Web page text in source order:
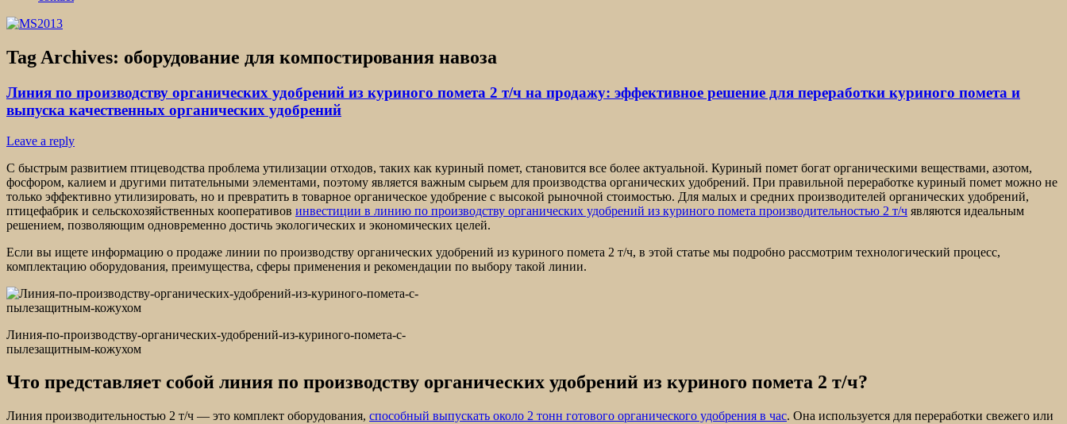
Tag Archives: оборудование для компостирования навоза
Линия по производству органических удобрений из куриного помета 2 т/ч на продажу: эффективное решение для переработки куриного помета и
выпуска качественных органических удобрений
Leave a reply
С быстрым развитием птицеводства проблема утилизации отходов, таких как куриный помет, становится все более актуальной. Куриный помет богат органическими веществами, азотом,
фосфором, калием и другими питательными элементами, поэтому является важным сырьем для производства органических удобрений. При правильной переработке куриный помет можно не
только эффективно утилизировать, но и превратить в товарное органическое удобрение с высокой рыночной стоимостью. Для малых и средних производителей органических удобрений,
птицефабрик и сельскохозяйственных кооперативов инвестиции в линию по производству органических удобрений из куриного помета производительностью 2 т/ч являются идеальным
решением, позволяющим одновременно достичь экологических и экономических целей.
Если вы ищете информацию о продаже линии по производству органических удобрений из куриного помета 2 т/ч, в этой статье мы подробно рассмотрим технологический процесс,
комплектацию оборудования, преимущества, сферы применения и рекомендации по выбору такой линии.
Линия-по-производству-органических-удобрений-из-куриного-помета-с-
пылезащитным-кожухом
Что представляет собой линия по производству органических удобрений из куриного помета 2 т/ч?
Линия производительностью 2 т/ч — это комплект оборудования, способный выпускать около 2 тонн готового органического удобрения в час. Она используется для переработки свежего или